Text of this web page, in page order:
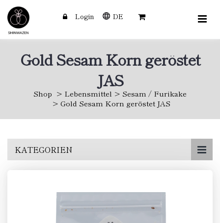
Login DE
Gold Sesam Korn geröstet
JAS
Shop Lebensmittel
Sesam / Furikake
Gold Sesam Korn geröstet JAS
KATEGORIEN